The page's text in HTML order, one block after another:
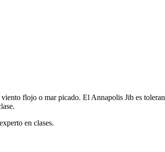
flojo o mar picado. El Annapolis Jib es
en clases.